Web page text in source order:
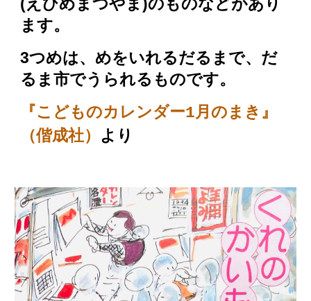
ます。
3つめは、めをいれるだるまで、だ
るま市でうられるものです。
『こどものカレンダー1月のまき』
（偕成社） より